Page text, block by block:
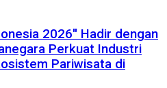
2026″ Hadir dengan
Perkuat Industri
Pariwisata di